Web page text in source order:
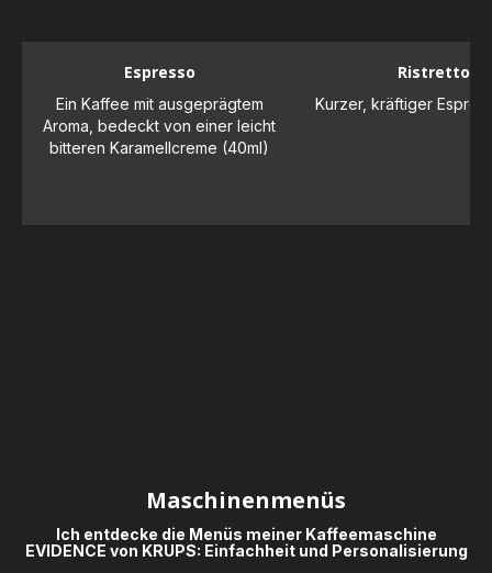
Espresso
Ein Kaffee mit ausgeprägtem
Aroma, bedeckt von einer leicht
bitteren Karamellcreme (40ml)
Ristretto
Kurzer, kräftiger
Maschinenmenüs
Ich entdecke die Menüs meiner Kaffeemaschine
EVIDENCE von KRUPS: Einfachheit und Personalisierung